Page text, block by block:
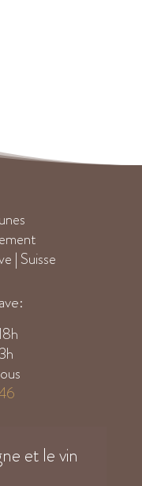
| Suisse
et le vin